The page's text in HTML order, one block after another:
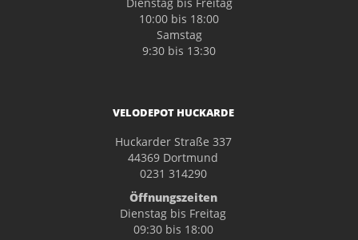
10:00 bis 18:00
Samstag
9:30 bis 13:30
VELODEPOT HUCKARDE
Huckarder Straße 337
44369 Dortmund
0231 314290
Öffnungszeiten
Dienstag bis Freitag
09:30 bis 18:00